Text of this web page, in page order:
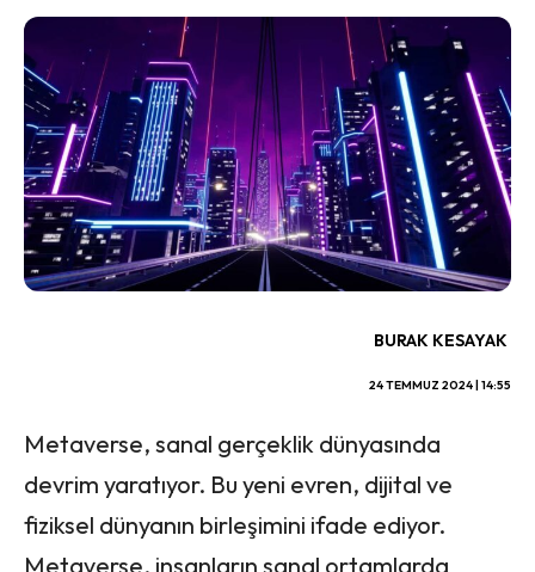
BURAK KESAYAK
24 TEMMUZ 2024 | 14:55
Metaverse, sanal gerçeklik dünyasında
devrim yaratıyor. Bu yeni evren, dijital ve
fiziksel dünyanın birleşimini ifade ediyor.
Metaverse, insanların sanal ortamlarda